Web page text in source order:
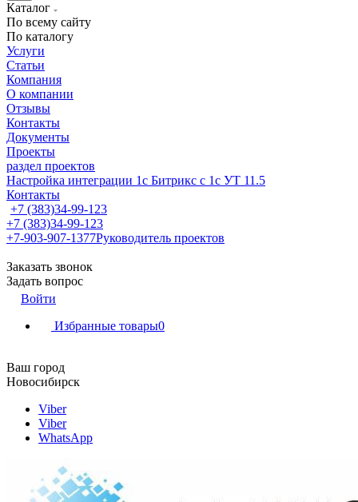
Каталог
По всему сайту
По каталогу
Услуги
Статьи
Компания
О компании
Отзывы
Контакты
Документы
Проекты
раздел проектов
Настройка интеграции 1с Битрикс с 1с УТ 11.5
Контакты
+7 (383)34-99-123
+7 (383)34-99-123
+7-903-907-1377Руководитель проектов
Заказать звонок
Задать вопрос
Войти
Избранные товары0
Ваш город
Новосибирск
Viber
Viber
WhatsApp